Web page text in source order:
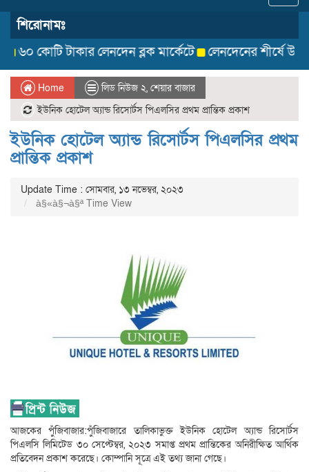
শিরোনামঃ
কোটি টাকার লেনদেন ব্লক মার্কেটে
লেনদেনের শীর্ষে উঠে
Home লিড নিউজ ২, শেয়ার বাজার
ইউনিক হোটেল অ্যান্ড রিসোর্টস পিএলসির প্রথম প্রান্তিক প্রকাশ
ইউনিক হোটেল অ্যান্ড রিসোর্টস পিএলসির প্রথম
প্রান্তিক প্রকাশ
Update Time : সোমবার, ১৩ নভেম্বর, ২০২৩
à§«à§¬à§ª Time View
আজকের পুঁজিবাজার:পুঁজিবাজারে তালিকাভুক্ত ইউনিক হোটেল অ্যান্ড রিসোর্টস
পিএলসি লিমিটেড ৩০ সেপ্টেম্বর, ২০২৩ সমাপ্ত প্রথম প্রান্তিকের অনিরীক্ষিত আর্থিক
প্রতিবেদন প্রকাশ করেছে। কোম্পানি সূত্রে এই তথ্য জানা গেছে।